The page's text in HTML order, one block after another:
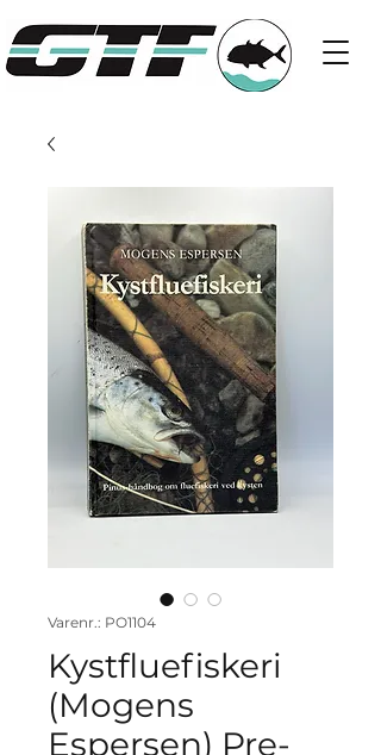
Varenr.: PO1104
Kystfluefiskeri
(Mogens
Espersen) Pre-